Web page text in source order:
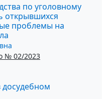
по уголовному
открывшихся
проблемы на
№ 02/2023